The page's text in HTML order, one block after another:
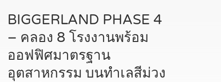
BIGGERLAND PHASE 4
– คลอง 8 โรงงานพร้อม
ออฟฟิศมาตรฐาน
อุตสาหกรรม บนทำเลสีม่วง